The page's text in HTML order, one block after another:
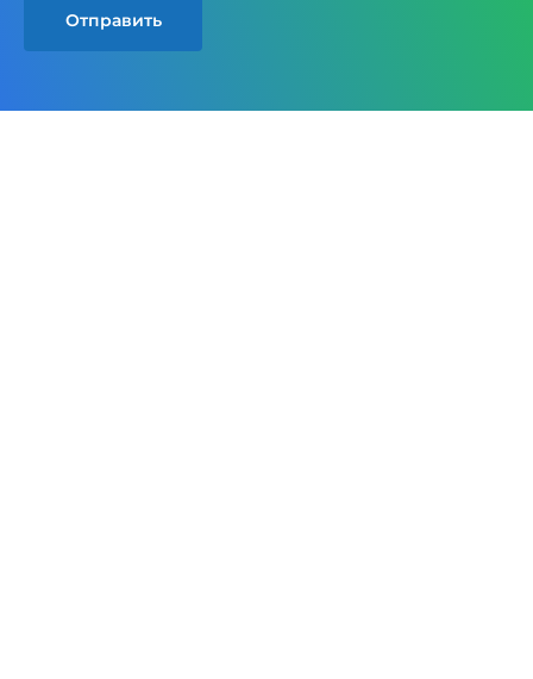
Отправить